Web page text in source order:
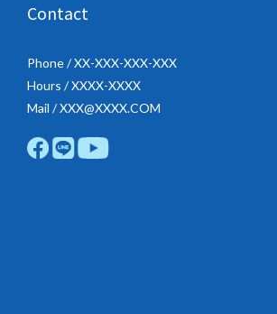
Contact
Phone / XX-XXX-XXX-XXX
Hours / XXXX-XXXX
Mail / XXX@XXXX.COM